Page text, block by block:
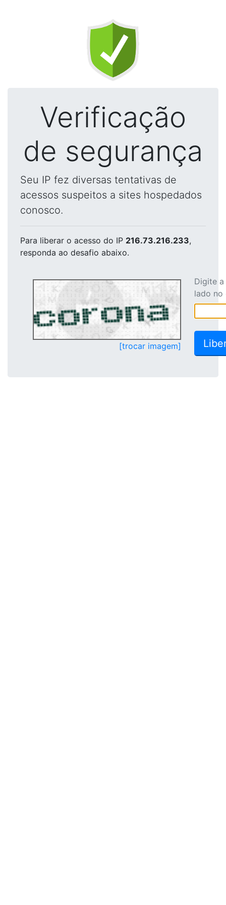
Verificação
de segurança
Seu IP fez diversas tentativas de
acessos suspeitos a sites hospedados
conosco.
Para liberar o acesso do IP 216.73.216.233,
responda ao desafio abaixo.
[trocar imagem]
Digite
lado no